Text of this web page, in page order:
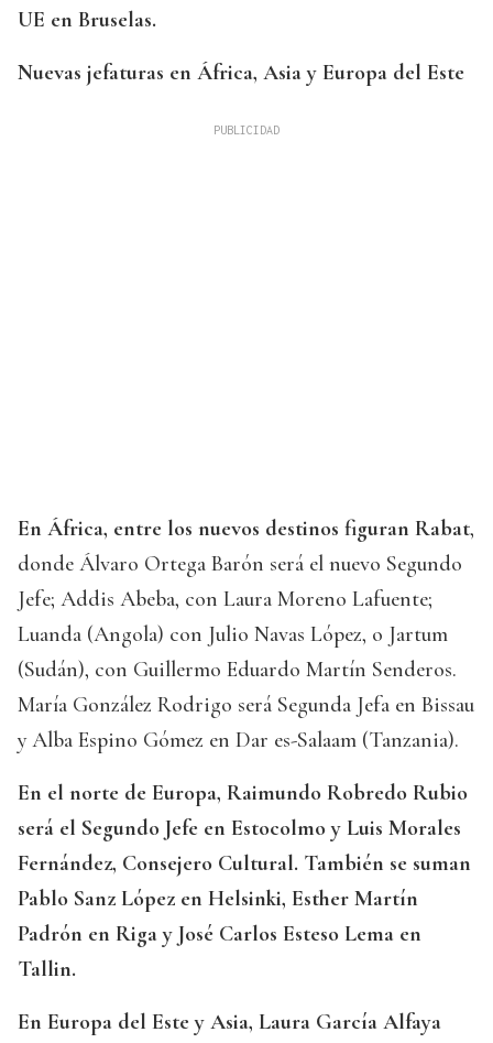
UE en Bruselas.
Nuevas jefaturas en África, Asia y Europa del Este
En África, entre los nuevos destinos figuran Rabat,
donde Álvaro Ortega Barón será el nuevo Segundo
Jefe; Addis Abeba, con Laura Moreno Lafuente;
Luanda (Angola) con Julio Navas López, o Jartum
(Sudán), con Guillermo Eduardo Martín Senderos.
María González Rodrigo será Segunda Jefa en Bissau
y Alba Espino Gómez en Dar es-Salaam (Tanzania).
En el norte de Europa, Raimundo Robredo Rubio
será el Segundo Jefe en Estocolmo y Luis Morales
Fernández, Consejero Cultural. También se suman
Pablo Sanz López en Helsinki, Esther Martín
Padrón en Riga y José Carlos Esteso Lema en
Tallin.
En Europa del Este y Asia, Laura García Alfaya